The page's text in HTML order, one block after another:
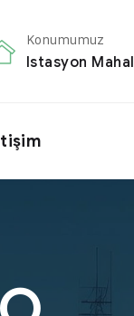
Konumumuz
Istasyon